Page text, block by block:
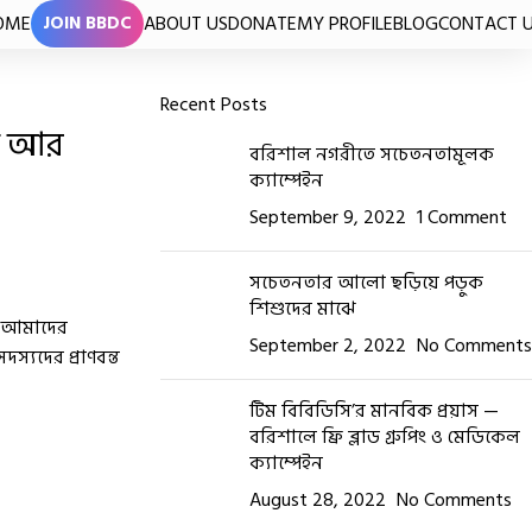
JOIN BBDC ABOUT USDONATEMY PROFILEBLOGCONTACT
আর
প্রাণবন্ত
Recent Posts
বরিশাল নগরীতে সচেতনতামূলক
ক্যাম্পেইন
September 9, 2022 1 Comment
সচেতনতার আলো ছড়িয়ে পড়ুক
শিশুদের মাঝে
September 2, 2022 No Comments
টিম বিবিডিসি’র মানবিক প্রয়াস —
বরিশালে ফ্রি ব্লাড গ্রুপিং ও মেডিকেল
ক্যাম্পেইন
August 28, 2022 No Comments